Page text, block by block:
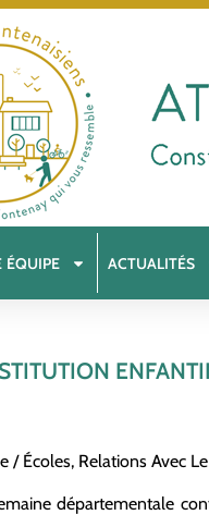
ÉQUIPE ACTUALITÉS
/ Écoles, Relations Avec
départementale